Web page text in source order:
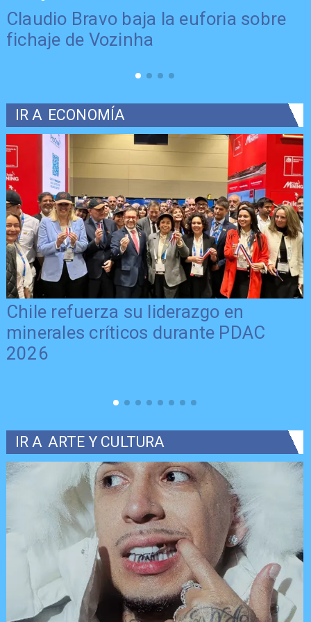
Claudio Bravo baja la euforia sobre
fichaje de Vozinha
IR A ECONOMÍA
Chile refuerza su liderazgo en
minerales críticos durante PDAC
2026
IR A ARTE Y CULTURA